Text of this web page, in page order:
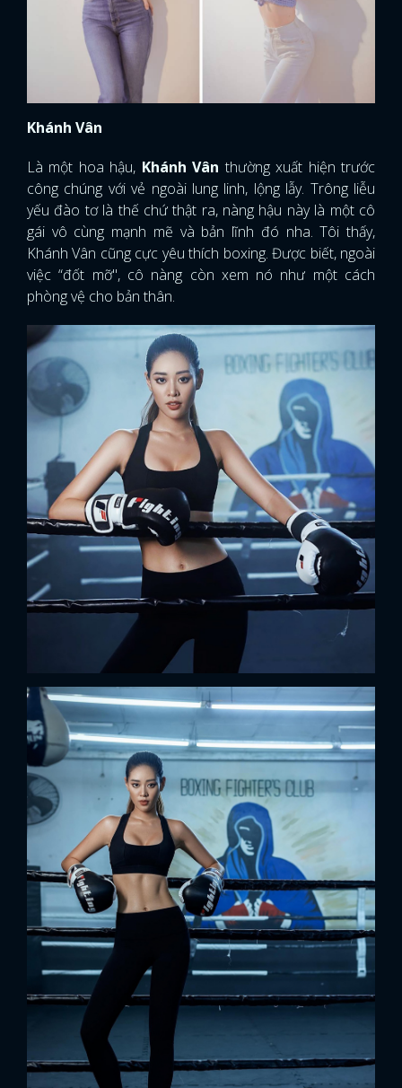
Khánh Vân
Là một hoa hậu, Khánh Vân thường xuất hiện trước
công chúng với vẻ ngoài lung linh, lộng lẫy. Trông liễu
yếu đào tơ là thế chứ thật ra, nàng hậu này là một cô
gái vô cùng mạnh mẽ và bản lĩnh đó nha. Tôi thấy,
Khánh Vân cũng cực yêu thích boxing. Được biết, ngoài
việc “đốt mỡ", cô nàng còn xem nó như một cách
phòng vệ cho bản thân.